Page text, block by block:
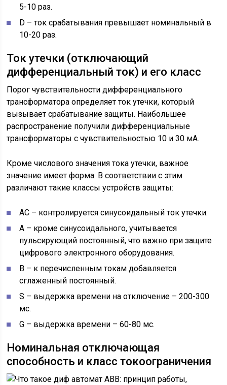
5-10 раз.
D – ток срабатывания превышает номинальный в
10-20 раз.
Ток утечки (отключающий
дифференциальный ток) и его класс
Порог чувствительности дифференциального
трансформатора определяет ток утечки, который
вызывает срабатывание защиты. Наибольшее
распространение получили дифференциальные
трансформаторы с чувствительностью 10 и 30 мА.
Кроме числового значения тока утечки, важное
значение имеет форма. В соответствии с этим
различают такие классы устройств защиты:
АС – контролируется синусоидальный ток утечки.
А – кроме синусоидального, учитывается
пульсирующий постоянный, что важно при защите
цифрового электронного оборудования.
В – к перечисленным токам добавляется
сглаженный постоянный.
S – выдержка времени на отключение – 200-300
мс.
G – выдержка времени – 60-80 мс.
Номинальная отключающая
способность и класс токоограничения